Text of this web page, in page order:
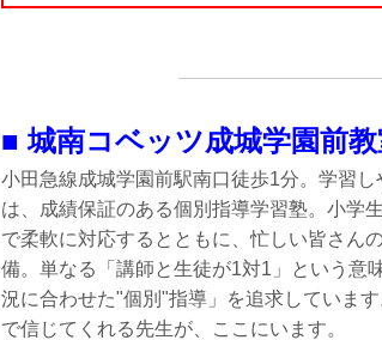
■ 城南コベッツ成城学園前
小田急線成城学園前駅南口徒歩1分。学習
は、成績保証のある個別指導学習塾。小学
で柔軟に対応するとともに、忙しい皆さん
備。単なる「講師と生徒が1対1」という意
況に合わせた"個別"指導」を追求していま
で信じてくれる先生が、ここにいます。